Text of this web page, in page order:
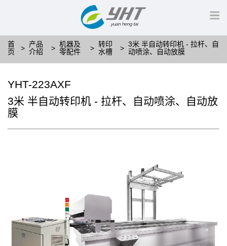
首
页
产品
介绍
机器及
零配件
转印
水槽
3米 半自动转印机 - 拉杆、自
动喷涂、自动放膜
YHT-223AXF
3米 半自动转印机 - 拉杆、自动喷涂、自动放
膜